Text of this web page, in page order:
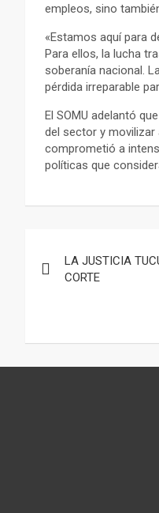
empleos, sino
«Estamos aquí para
Para ellos, la lucha
soberanía nacional.
pérdida irreparable
El SOMU adelantó
del sector y movilizar
comprometió a
políticas que
de
LA JUSTICIA
CORTE